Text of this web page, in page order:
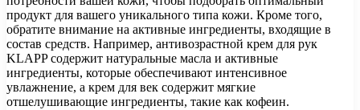
продукт для вашего уникального типа кожи. Кроме того,
обратите внимание на активные ингредиенты, входящие в
состав средств. Например, антивозрастной крем для рук
KLAPP содержит натуральные масла и активные
ингредиенты, которые обеспечивают интенсивное
увлажнение, а крем для век содержит мягкие
отшелушивающие ингредиенты, такие как кофеин.